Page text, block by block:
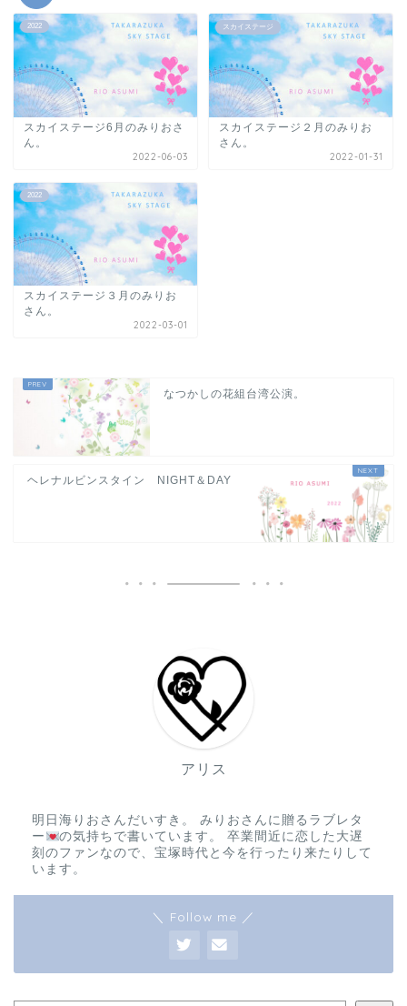
2022
スカイステージ6月のみりおさ
ん。
2022-06-03
スカイステージ
スカイステージ２月のみりお
さん。
2022-01-31
2022
スカイステージ３月のみりお
さん。
2022-03-01
なつかしの花組台湾公演。
ヘレナルビンスタイン NIGHT＆DAY
アリス
明日海りおさんだいすき。 みりおさんに贈るラブレタ
ー
の気持ちで書いています。 卒業間近に恋した大遅
刻のファンなので、宝塚時代と今を行ったり来たりして
います。
＼ Follow me ／